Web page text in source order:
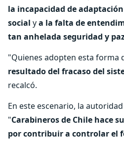
la incapacidad de
social ya la falta de
tan anhelada seguridad y
"Quienes adopten esta forma
resultado del fracaso del
recalcó.
En este escenario, la
"Carabineros de Chile hace
por contribuir a controlar el